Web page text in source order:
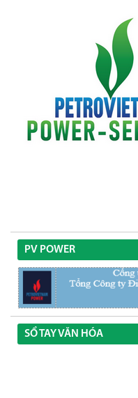
PV POWER
SỔ TAY VĂN HÓA